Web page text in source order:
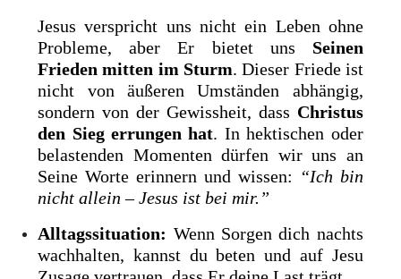
Jesus verspricht uns nicht ein Leben ohne
Probleme, aber Er bietet uns Seinen
Frieden mitten im Sturm. Dieser Friede ist
nicht von äußeren Umständen abhängig,
sondern von der Gewissheit, dass Christus
den Sieg errungen hat. In hektischen oder
belastenden Momenten dürfen wir uns an
Seine Worte erinnern und wissen: “Ich bin
nicht allein – Jesus ist bei mir.”
Alltagssituation: Wenn Sorgen dich nachts
wachhalten, kannst du beten und auf Jesu